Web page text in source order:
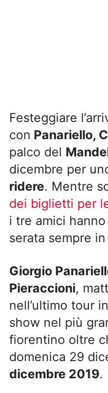
Festeggiare
con Panariello,
palco del
dicembre per
ridere. Mentre
dei biglietti per
i tre amici
serata sempre
Giorgio
Pieraccioni,
nell’ultimo tour
show nel più
fiorentino oltre
domenica 29
dicembre 2019.